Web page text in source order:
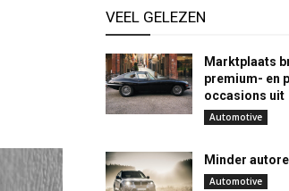
VEEL GELEZEN
Marktplaats
premium- en
occasions uit
Automotive
Minder
Automotive